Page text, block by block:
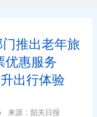
推出老年旅
优惠服务
出行体验
来源： 韶关日报